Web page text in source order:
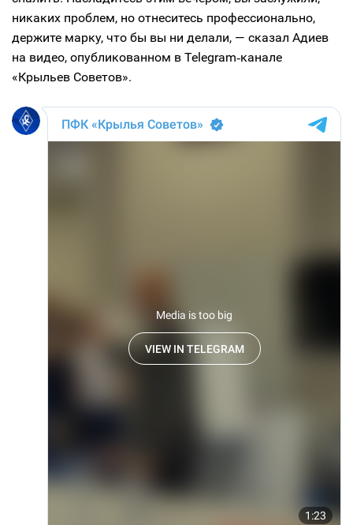
никаких проблем, но отнеситесь профессионально,
держите марку, что бы вы ни делали, — сказал Адиев
на видео, опубликованном в Telegram‑канале
«Крыльев Советов».